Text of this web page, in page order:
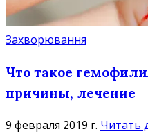
Захворювання
Что такое
причины, лечение
9 февраля 2019 г. Читать